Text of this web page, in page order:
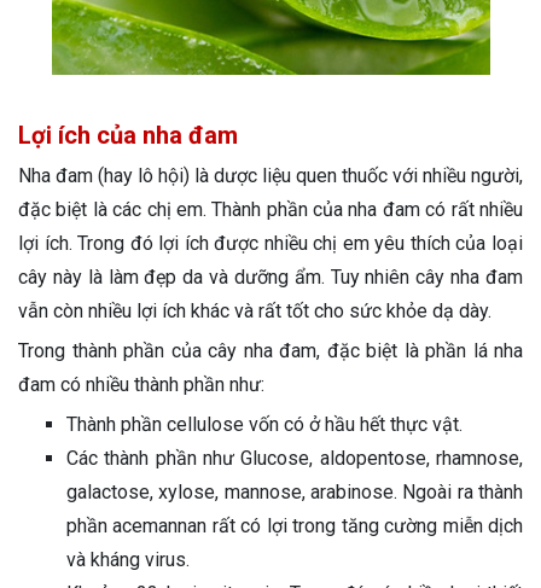
Lợi ích của nha đam
Nha đam (hay lô hội) là dược liệu quen thuốc với nhiều người,
đặc biệt là các chị em. Thành phần của nha đam có rất nhiều
lợi ích. Trong đó lợi ích được nhiều chị em yêu thích của loại
cây này là làm đẹp da và dưỡng ẩm. Tuy nhiên cây nha đam
vẫn còn nhiều lợi ích khác và rất tốt cho sức khỏe dạ dày.
Trong thành phần của cây nha đam, đặc biệt là phần lá nha
đam có nhiều thành phần như:
Thành phần cellulose vốn có ở hầu hết thực vật.
Các thành phần như Glucose, aldopentose, rhamnose,
galactose, xylose, mannose, arabinose. Ngoài ra thành
phần acemannan rất có lợi trong tăng cường miễn dịch
và kháng virus.